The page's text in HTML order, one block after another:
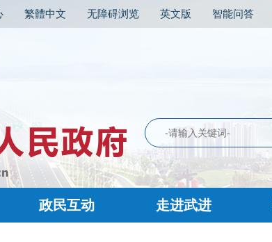
繁體中文 无障碍浏览 英文版 智能问答
政民互动 走进武进